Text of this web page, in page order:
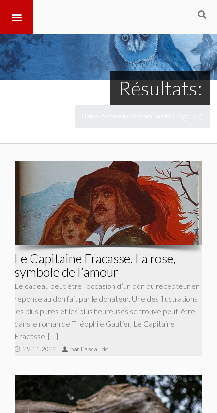
Résultats:
Le Capitaine Fracasse. La rose,
symbole de l’amour
Le cadeau peut être l’occasion d’un don du récepteur en
réponse au don fait par le donateur. Une des illustrations
les plus pures et les plus heureuses se trouve peut-être
dans le roman de Théophile Gautier, Le Capitaine
Fracasse. […]
29.11.2022 par Pascal Ide